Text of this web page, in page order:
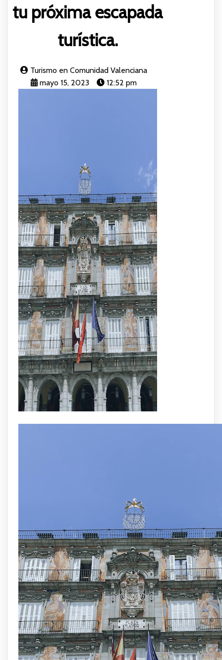
tu próxima escapada
turística.
Turismo en Comunidad Valenciana
mayo 15, 2023
12:52 pm